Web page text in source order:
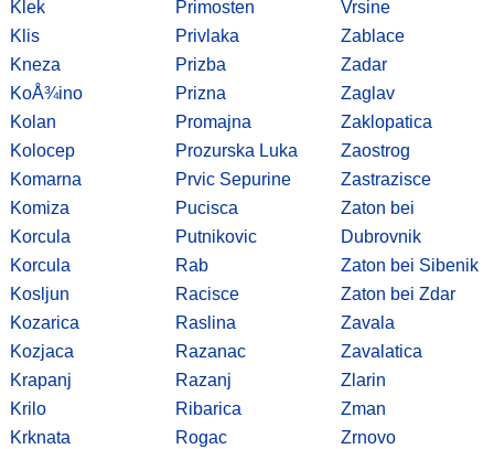
Klek
Klis
Kneza
KoÅ¾ino
Kolan
Kolocep
Komarna
Komiza
Korcula
Korcula
Kosljun
Kozarica
Kozjaca
Krapanj
Krilo
Krknata
Primosten
Privlaka
Prizba
Prizna
Promajna
Prozurska Luka
Prvic Sepurine
Pucisca
Putnikovic
Rab
Racisce
Raslina
Razanac
Razanj
Ribarica
Rogac
Vrsine
Zablace
Zadar
Zaglav
Zaklopatica
Zaostrog
Zastrazisce
Zaton bei
Dubrovnik
Zaton bei Sibenik
Zaton bei Zdar
Zavala
Zavalatica
Zlarin
Zman
Zrnovo